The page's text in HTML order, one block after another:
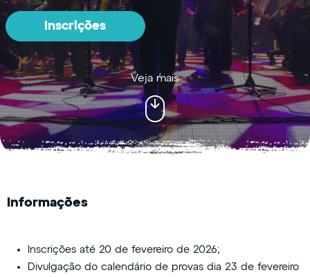
Inscrições
Veja mais
Informações
Inscrições até 20 de fevereiro de 2026;
​Divulgação do calendário de provas dia 23 de fevereiro